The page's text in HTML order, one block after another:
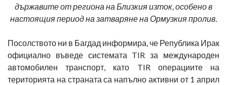
държавите от региона на Близкия изток, особено в
настоящия период на затваряне на Ормузкия пролив.
Посолството ни в Багдад информира, че Република Ирак
официално въведе системата TIR за международен
автомобилен транспорт, като TIR операциите на
територията на страната са напълно активни от 1 април